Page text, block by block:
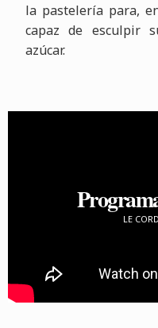
la pastelería para,
capaz de esculpir
azúcar.
LE